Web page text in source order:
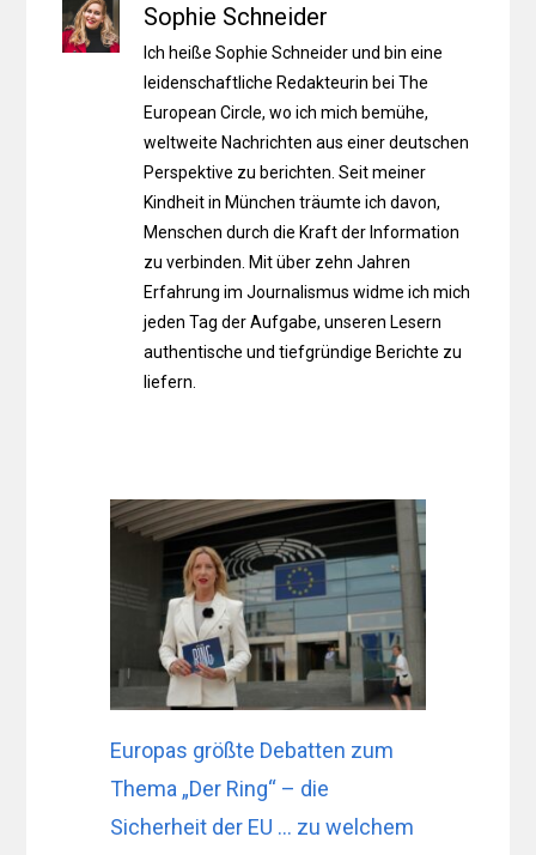
Sophie Schneider
Ich heiße Sophie Schneider und bin eine
leidenschaftliche Redakteurin bei The
European Circle, wo ich mich bemühe,
weltweite Nachrichten aus einer deutschen
Perspektive zu berichten. Seit meiner
Kindheit in München träumte ich davon,
Menschen durch die Kraft der Information
zu verbinden. Mit über zehn Jahren
Erfahrung im Journalismus widme ich mich
jeden Tag der Aufgabe, unseren Lesern
authentische und tiefgründige Berichte zu
liefern.
Europas größte Debatten zum
Thema „Der Ring“ – die
Sicherheit der EU … zu welchem ​​